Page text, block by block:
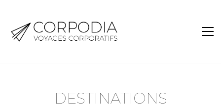
DESTINATIONS